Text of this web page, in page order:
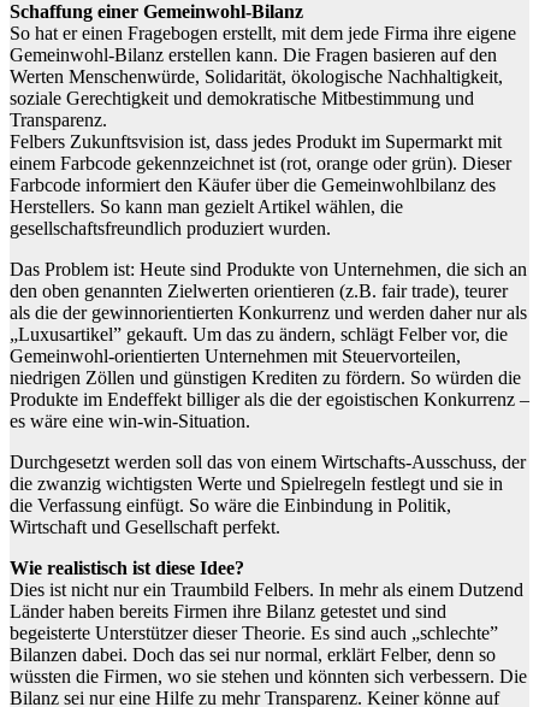
Schaffung einer Gemeinwohl-Bilanz
So hat er einen Fragebogen erstellt, mit dem jede Firma ihre eigene
Gemeinwohl-Bilanz erstellen kann. Die Fragen basieren auf den
Werten Menschenwürde, Solidarität, ökologische Nachhaltigkeit,
soziale Gerechtigkeit und demokratische Mitbestimmung und
Transparenz.
Felbers Zukunftsvision ist, dass jedes Produkt im Supermarkt mit
einem Farbcode gekennzeichnet ist (rot, orange oder grün). Dieser
Farbcode informiert den Käufer über die Gemeinwohlbilanz des
Herstellers. So kann man gezielt Artikel wählen, die
gesellschaftsfreundlich produziert wurden.
Das Problem ist: Heute sind Produkte von Unternehmen, die sich an
den oben genannten Zielwerten orientieren (z.B. fair trade), teurer
als die der gewinnorientierten Konkurrenz und werden daher nur als
„Luxusartikel” gekauft. Um das zu ändern, schlägt Felber vor, die
Gemeinwohl-orientierten Unternehmen mit Steuervorteilen,
niedrigen Zöllen und günstigen Krediten zu fördern. So würden die
Produkte im Endeffekt billiger als die der egoistischen Konkurrenz –
es wäre eine win-win-Situation.
Durchgesetzt werden soll das von einem Wirtschafts-Ausschuss, der
die zwanzig wichtigsten Werte und Spielregeln festlegt und sie in
die Verfassung einfügt. So wäre die Einbindung in Politik,
Wirtschaft und Gesellschaft perfekt.
Wie realistisch ist diese Idee?
Dies ist nicht nur ein Traumbild Felbers. In mehr als einem Dutzend
Länder haben bereits Firmen ihre Bilanz getestet und sind
begeisterte Unterstützer dieser Theorie. Es sind auch „schlechte”
Bilanzen dabei. Doch das sei nur normal, erklärt Felber, denn so
wüssten die Firmen, wo sie stehen und könnten sich verbessern. Die
Bilanz sei nur eine Hilfe zu mehr Transparenz. Keiner könne auf